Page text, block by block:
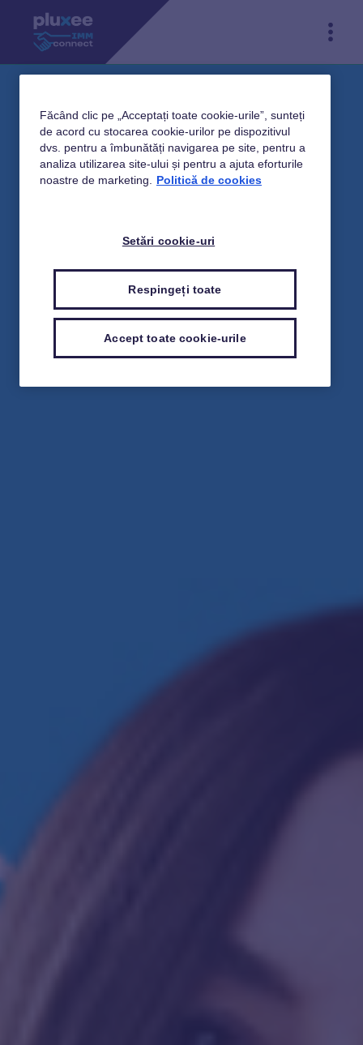
Făcând clic pe „Acceptați toate cookie-urile”, sunteți
de acord cu stocarea cookie-urilor pe dispozitivul
dvs. pentru a îmbunătăți navigarea pe site, pentru a
analiza utilizarea site-ului și pentru a ajuta eforturile
noastre de marketing.
Politică de cookies
Setări cookie-uri
Respingeți toate
Accept toate cookie-urile